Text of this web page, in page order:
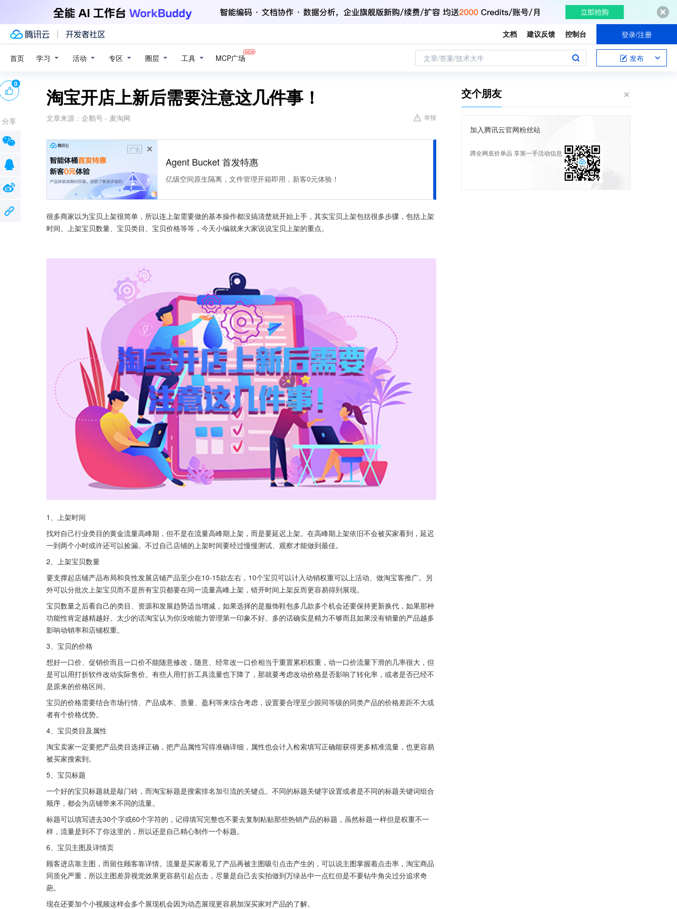
文档 建议反馈 控制台 登录/注册
首页 学习 活动 专区 圈层 工具 MCP广场 文章/答案/技术大牛 发布
淘宝开店上新后需要注意这几件事！
文章来源： 企鹅号 - 麦淘网 举报
广告
Agent Bucket 首发特惠
亿级空间原生隔离，文件管理开箱即用，新客0元体验！
很多商家以为宝贝上架很简单，所以连上架需要做的基本操作都没搞清楚就开始上手，其实宝贝上架包括很多步骤，包括上架
时间、上架宝贝数量、宝贝类目、宝贝价格等等，今天小编就来大家说说宝贝上架的重点。
1、上架时间
找对自己行业类目的黄金流量高峰期，但不是在流量高峰期上架，而是要延迟上架。在高峰期上架依旧不会被买家看到，延迟
一到两个小时或许还可以捡漏。不过自己店铺的上架时间要经过慢慢测试、观察才能做到最佳。
2、上架宝贝数量
要支撑起店铺产品布局和良性发展店铺产品至少在10-15款左右，10个宝贝可以计入动销权重可以上活动、做淘宝客推广。另
外可以分批次上架宝贝而不是所有宝贝都要在同一流量高峰上架，错开时间上架反而更容易得到展现。
宝贝数量之后看自己的类目、资源和发展趋势适当增减，如果选择的是服饰鞋包多几款多个机会还要保持更新换代，如果那种
功能性肯定越精越好。太少的话淘宝认为你没啥能力管理第一印象不好。多的话确实是精力不够而且如果没有销量的产品越多
影响动销率和店铺权重。
3、宝贝的价格
想好一口价、促销价而且一口价不能随意修改，随意、经常改一口价相当于重置累积权重，动一口价流量下滑的几率很大，但
是可以用打折软件改动实际售价。有些人用打折工具流量也下降了，那就要考虑改动价格是否影响了转化率，或者是否已经不
是原来的价格区间。
宝贝的价格需要结合市场行情、产品成本、质量、盈利等来综合考虑，设置要合理至少跟同等级的同类产品的价格差距不大或
者有个价格优势。
4、宝贝类目及属性
淘宝卖家一定要把产品类目选择正确，把产品属性写得准确详细，属性也会计入检索填写正确能获得更多精准流量，也更容易
被买家搜索到。
5、宝贝标题
一个好的宝贝标题就是敲门砖，而淘宝标题是搜索排名加引流的关键点。不同的标题关键字设置或者是不同的标题关键词组合
顺序，都会为店铺带来不同的流量。
标题可以填写进去30个字或60个字符的，记得填写完整也不要去复制粘贴那些热销产品的标题，虽然标题一样但是权重不一
样，流量是到不了你这里的，所以还是自己精心制作一个标题。
6、宝贝主图及详情页
顾客进店靠主图，而留住顾客靠详情。流量是买家看见了产品再被主图吸引点击产生的，可以说主图掌握着点击率，淘宝商品
同质化严重，所以主图差异视觉效果更容易引起点击，尽量是自己去实拍做到万绿丛中一点红但是不要钻牛角尖过分追求奇
葩。
现在还要加个小视频这样会多个展现机会因为动态展现更容易加深买家对产品的了解。
0
分享
交个朋友
加入腾讯云官网粉丝站
蹲全网底价单品 享第一手活动信息